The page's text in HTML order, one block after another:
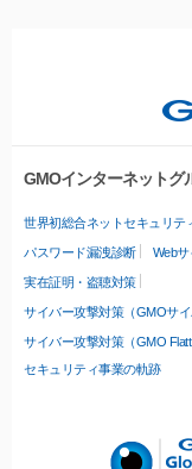
GMOインターネットグ
世界初総合ネットセキュリテ
パスワード漏洩診断 Web
実在証明・盗聴対策
サイバー攻撃対策（GMOサ
サイバー攻撃対策（GMO Flatt
セキュリティ事業の軌跡